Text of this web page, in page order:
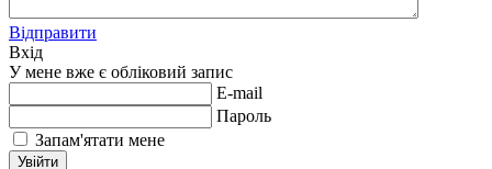
Відправити
Вхід
У мене вже є обліковий запис
E-mail
Пароль
Запам'ятати мене
Увійти